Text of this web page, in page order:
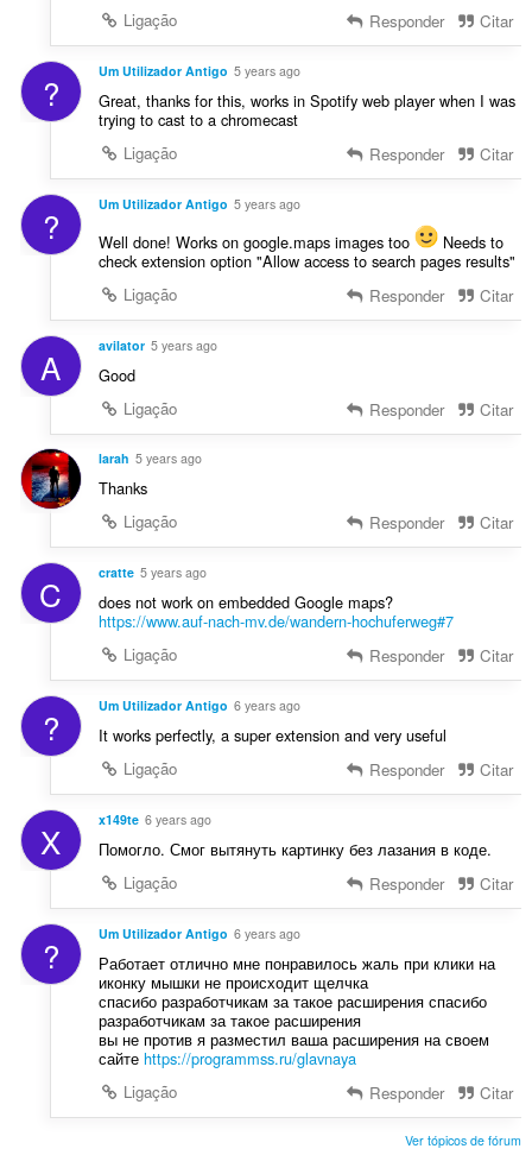
Ligação
Responder Citar
? Um Utilizador Antigo 5 years ago
Great, thanks for this, works in Spotify web player when I was
trying to cast to a chromecast
Ligação
Responder Citar
? Um Utilizador Antigo 5 years ago
Well done! Works on google.maps images too
Needs to
check extension option "Allow access to search pages results"
Ligação
Responder Citar
A avilator 5 years ago
Good
Ligação
Responder Citar
larah 5 years ago
Thanks
Ligação
Responder Citar
C cratte 5 years ago
does not work on embedded Google maps?
https://www.auf-nach-mv.de/wandern-hochuferweg#7
Ligação
Responder Citar
? Um Utilizador Antigo 6 years ago
It works perfectly, a super extension and very useful
Ligação
Responder Citar
X x149te 6 years ago
Помогло. Смог вытянуть картинку без лазания в коде.
Ligação
Responder Citar
? Um Utilizador Antigo 6 years ago
Работает отлично мне понравилось жаль при клики на
иконку мышки не происходит щелчка
спасибо разработчикам за такое расширения спасибо
разработчикам за такое расширения
вы не против я разместил ваша расширения на своем
сайте https://programmss.ru/glavnaya
Ligação
Responder Citar
Ver tópicos de fórum